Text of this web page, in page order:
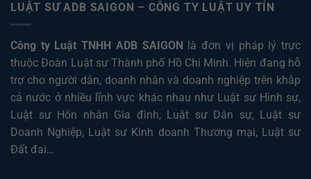
LUẬT SƯ ADB SAIGON – CÔNG TY LUẬT UY TÍN
Công ty Luật TNHH ADB SAIGONlà đơn vị pháp lý trực
thuộc Đoàn Luật sư Thành phố Hồ Chí Minh. Hiện đang hỗ
trợ cho người dân, doanh nhân và doanh nghiệp trên khắp
cả nước ở nhiều lĩnh vực khác nhau như Luật sư Hình sự,
Luật sư Hôn nhân Gia đình, Luật sư Dân sự, Luật sư
Doanh Nghiệp, Luật sư Kinh doanh Thương mại, Luật sư
Đất đai…